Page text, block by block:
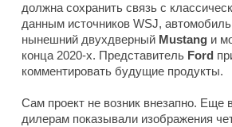
должна сохранить связь с
данным источников WSJ,
нынешний двухдверный Mustang и
конца 2020-х. Представитель Ford
комментировать будущие продукты.
Сам проект не возник внезапно. Еще
дилерам показывали изображения